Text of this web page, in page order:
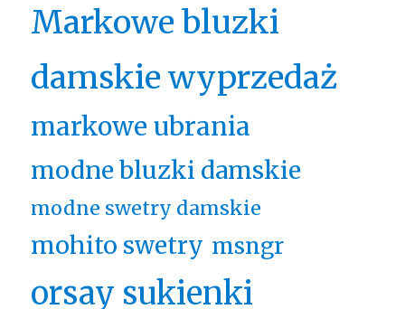
Markowe bluzki
damskie wyprzedaż
markowe ubrania
modne bluzki damskie
modne swetry damskie
mohito swetry msngr
orsay sukienki